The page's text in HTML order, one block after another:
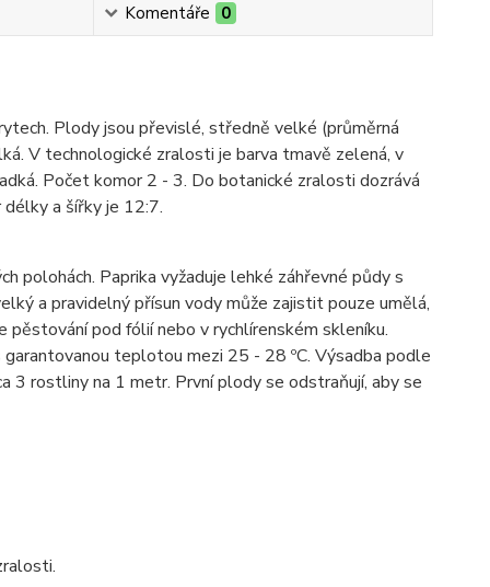
Komentáře 0
Plody jsou převislé, středně velké (průměrná
V technologické zralosti je barva tmavě zelená, v
Počet komor 2 - 3. Do botanické zralosti dozrává
a šířky je 12:7.
polohách. Paprika vyžaduje lehké záhřevné půdy s
a pravidelný přísun vody může zajistit pouze umělá,
pod fólií nebo v rychlírenském skleníku.
teplotou mezi 25 - 28 ºC. Výsadba podle
3 rostliny na 1 metr. První plody se odstraňují, aby se